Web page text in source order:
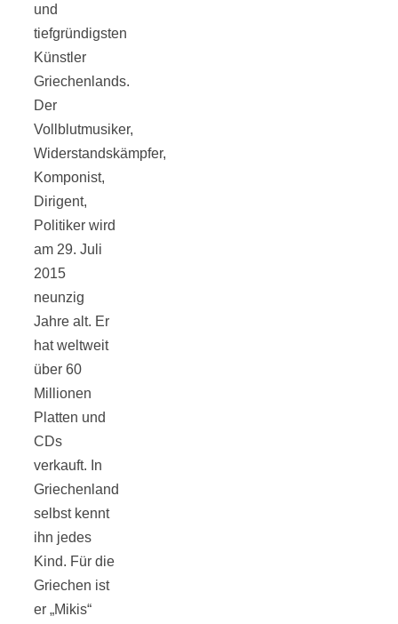
und
tiefgründigsten
Künstler
Griechenlands.
Der
Vollblutmusiker,
Widerstandskämpfer,
Komponist,
Dirigent,
Politiker wird
am 29. Juli
2015
neunzig
Jahre alt. Er
hat weltweit
über 60
Millionen
Platten und
CDs
verkauft. In
Griechenland
selbst kennt
ihn jedes
Kind. Für die
Griechen ist
er „Mikis“